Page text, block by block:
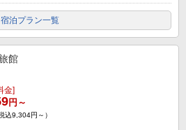
宿泊プラン一覧
館
金]
円～
込9,304円～）